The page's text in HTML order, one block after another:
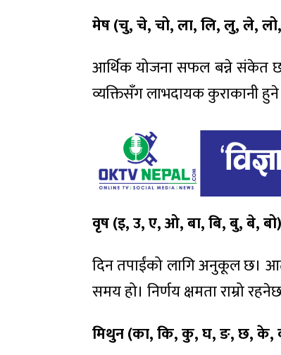
मेष (चु,चे,चो,ला,लि,लु,ले,लो
आर्थिक योजना सफल बन्ने संकेत
व्यक्तिसँग लाभदायक कुराकानी हुने
वृष (इ,उ,ए,ओ,बा,बि,बु,बे,बो)
दिन तपाईंको लागि अनुकूल छ।
समय हो। निर्णय क्षमता राम्रो
मिथुन (का,कि,कु,घ,ङ,छ,के,